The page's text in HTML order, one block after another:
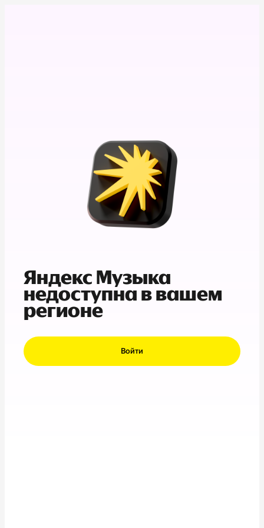
Яндекс Музыка
недоступна в вашем
регионе
Войти